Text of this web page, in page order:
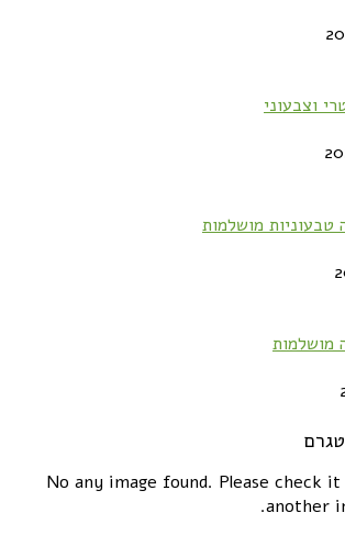
וצבעוני
טבעוניות מושלמות
מושלמות
No any image found. Please check
another